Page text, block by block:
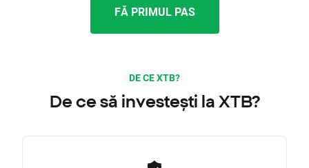
FĂ PRIMUL PAS
DE CE XTB?
De ce să investești la XTB?